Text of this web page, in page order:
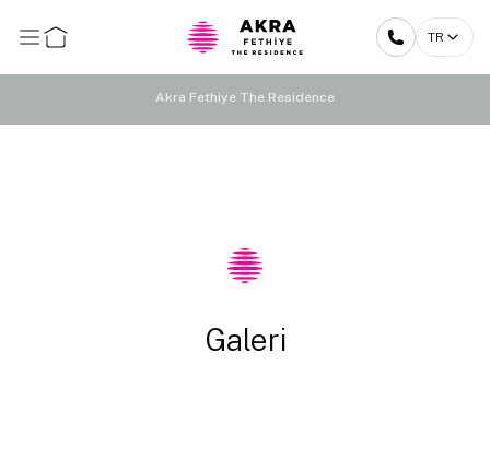
TR
Akra Fethiye The Residence
Galeri